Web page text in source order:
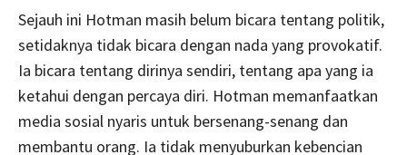
Sejauh ini Hotman masih belum bicara tentang politik,
setidaknya tidak bicara dengan nada yang provokatif.
Ia bicara tentang dirinya sendiri, tentang apa yang ia
ketahui dengan percaya diri. Hotman memanfaatkan
media sosial nyaris untuk bersenang-senang dan
membantu orang. Ia tidak menyuburkan kebencian